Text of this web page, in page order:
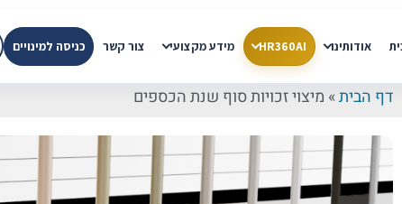
אודותינו HR360AI מידע מקצועי צור קשר כניסה למינויים
דף הבית» מיצוי זכויות סוף שנת הכספים